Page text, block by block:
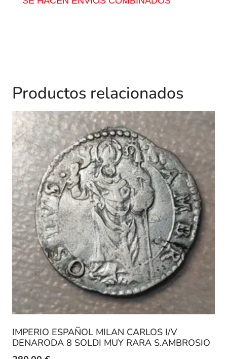
Productos relacionados
IMPERIO ESPAÑOL MILAN CARLOS I/V
DENARODA 8 SOLDI MUY RARA S.AMBROSIO